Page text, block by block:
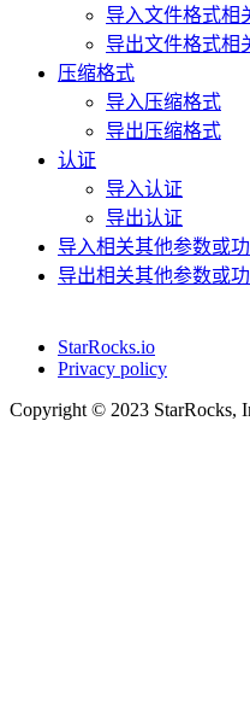
导入文件格式相
导出文件格式相
压缩格式
导入压缩格式
导出压缩格式
认证
导入认证
导出认证
导入相关其他参数或
导出相关其他参数或
StarRocks.io
Privacy policy
Copyright © 2023 StarRocks,